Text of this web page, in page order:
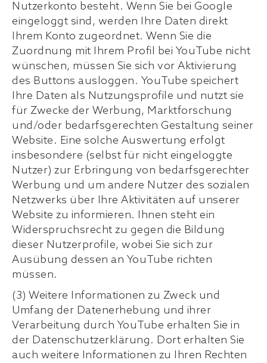
Nutzerkonto besteht. Wenn Sie bei Google
eingeloggt sind, werden Ihre Daten direkt
Ihrem Konto zugeordnet. Wenn Sie die
Zuordnung mit Ihrem Profil bei YouTube nicht
wünschen, müssen Sie sich vor Aktivierung
des Buttons ausloggen. YouTube speichert
Ihre Daten als Nutzungsprofile und nutzt sie
für Zwecke der Werbung, Marktforschung
und/oder bedarfsgerechten Gestaltung seiner
Website. Eine solche Auswertung erfolgt
insbesondere (selbst für nicht eingeloggte
Nutzer) zur Erbringung von bedarfsgerechter
Werbung und um andere Nutzer des sozialen
Netzwerks über Ihre Aktivitäten auf unserer
Website zu informieren. Ihnen steht ein
Widerspruchsrecht zu gegen die Bildung
dieser Nutzerprofile, wobei Sie sich zur
Ausübung dessen an YouTube richten
müssen.
(3) Weitere Informationen zu Zweck und
Umfang der Datenerhebung und ihrer
Verarbeitung durch YouTube erhalten Sie in
der Datenschutzerklärung. Dort erhalten Sie
auch weitere Informationen zu Ihren Rechten